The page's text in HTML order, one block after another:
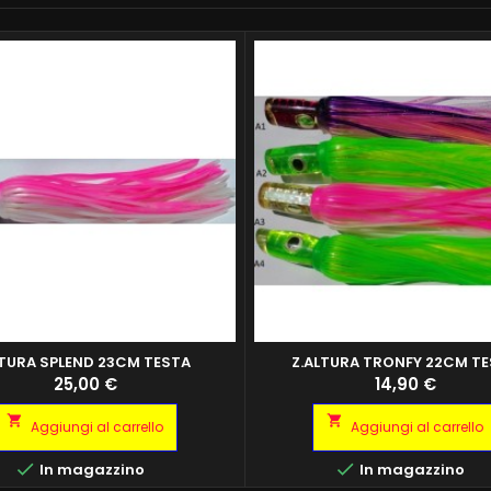
SPLEND 23CM TESTA
MADREPERLA
Prezzo
25,00 €
 Aggiungi al carrello
 In magazzino
Z.ALTURA TRONFY 22CM
MADREPERLA
ALTURA TRONFY 22CM TESTA
A1 ALTURA TRONFY 22CM
MADREPERLA A21 ALTURA
TESTA MADREPERLA A3 ALTURA
22CM TESTA MADREPERLA
Prezzo
14,90 €
 Aggiungi al carrello
 In magazzino